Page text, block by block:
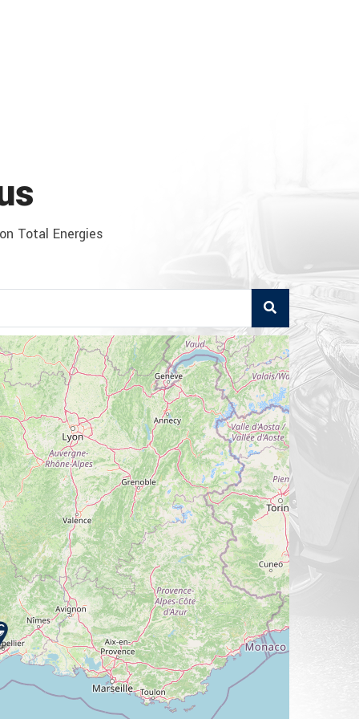
Total Energies